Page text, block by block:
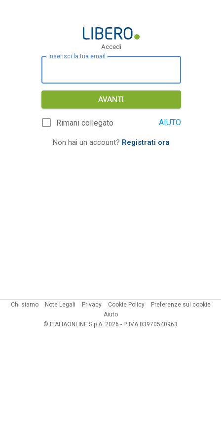
Accedi
Inserisci la tua email
AVANTI
Rimani collegato AIUTO
Non hai un account? Registrati ora
Chi siamo Note Legali Privacy Cookie Policy
Preferenze sui cookie
Aiuto
© ITALIAONLINE S.p.A. 2026 - P. IVA 03970540963